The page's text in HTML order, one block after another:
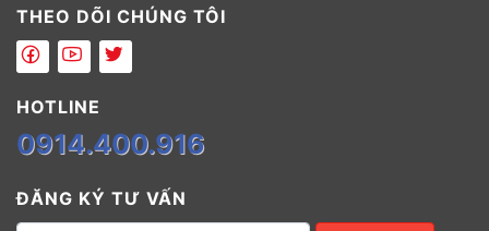
THEO DÕI CHÚNG TÔI
HOTLINE
0914.400.916
ĐĂNG KÝ TƯ VẤN